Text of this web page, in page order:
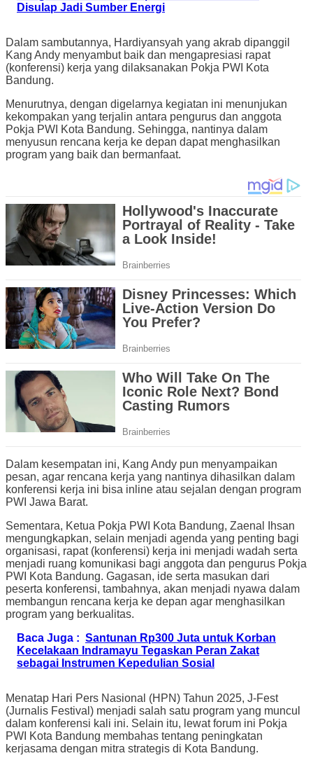
Disulap Jadi Sumber Energi
Dalam sambutannya, Hardiyansyah yang akrab dipanggil
Kang Andy menyambut baik dan mengapresiasi rapat
(konferensi) kerja yang dilaksanakan Pokja PWI Kota
Bandung.
Menurutnya, dengan digelarnya kegiatan ini menunjukan
kekompakan yang terjalin antara pengurus dan anggota
Pokja PWI Kota Bandung. Sehingga, nantinya dalam
menyusun rencana kerja ke depan dapat menghasilkan
program yang baik dan bermanfaat.
Dalam kesempatan ini, Kang Andy pun menyampaikan
pesan, agar rencana kerja yang nantinya dihasilkan dalam
konferensi kerja ini bisa inline atau sejalan dengan program
PWI Jawa Barat.
Sementara, Ketua Pokja PWI Kota Bandung, Zaenal Ihsan
mengungkapkan, selain menjadi agenda yang penting bagi
organisasi, rapat (konferensi) kerja ini menjadi wadah serta
menjadi ruang komunikasi bagi anggota dan pengurus Pokja
PWI Kota Bandung. Gagasan, ide serta masukan dari
peserta konferensi, tambahnya, akan menjadi nyawa dalam
membangun rencana kerja ke depan agar menghasilkan
program yang berkualitas.
Baca Juga : Santunan Rp300 Juta untuk Korban
Kecelakaan Indramayu Tegaskan Peran Zakat
sebagai Instrumen Kepedulian Sosial
Menatap Hari Pers Nasional (HPN) Tahun 2025, J-Fest
(Jurnalis Festival) menjadi salah satu program yang muncul
dalam konferensi kali ini. Selain itu, lewat forum ini Pokja
PWI Kota Bandung membahas tentang peningkatan
kerjasama dengan mitra strategis di Kota Bandung.